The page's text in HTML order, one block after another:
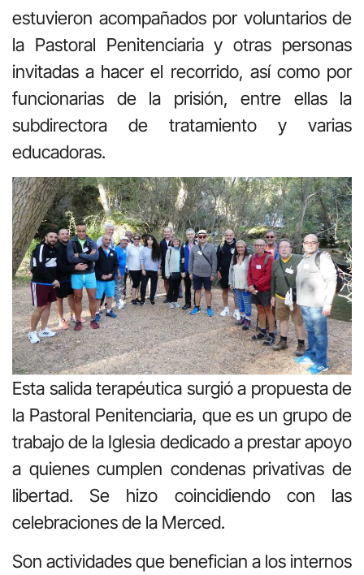
estuvieron acompañados por voluntarios de
la Pastoral Penitenciaria y otras personas
invitadas a hacer el recorrido, así como por
funcionarias de la prisión, entre ellas la
subdirectora de tratamiento y varias
educadoras.
Esta salida terapéutica surgió a propuesta de
la Pastoral Penitenciaria, que es un grupo de
trabajo de la Iglesia dedicado a prestar apoyo
a quienes cumplen condenas privativas de
libertad. Se hizo coincidiendo con las
celebraciones de la Merced.
Son actividades que benefician a los internos